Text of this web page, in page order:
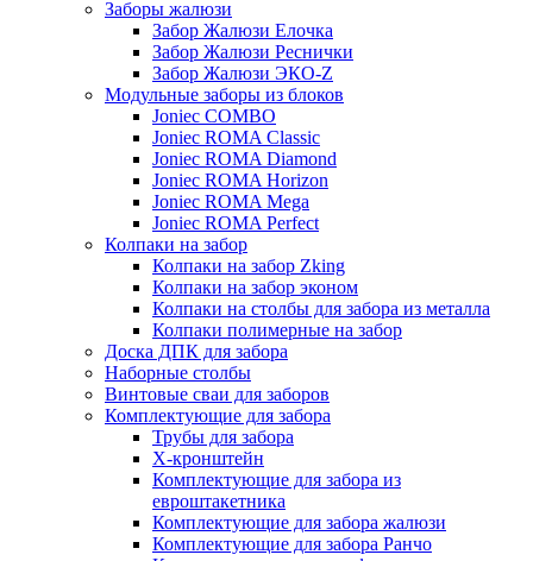
Заборы жалюзи
Забор Жалюзи Елочка
Забор Жалюзи Реснички
Забор Жалюзи ЭКО-Z
Модульные заборы из блоков
Joniec COMBO
Joniec ROMA Classic
Joniec ROMA Diamond
Joniec ROMA Horizon
Joniec ROMA Mega
Joniec ROMA Perfect
Колпаки на забор
Колпаки на забор Zking
Колпаки на забор эконом
Колпаки на столбы для забора из металла
Колпаки полимерные на забор
Доска ДПК для забора
Наборные столбы
Винтовые сваи для заборов
Комплектующие для забора
Трубы для забора
Х-кронштейн
Комплектующие для забора из
евроштакетника
Комплектующие для забора жалюзи
Комплектующие для забора Ранчо